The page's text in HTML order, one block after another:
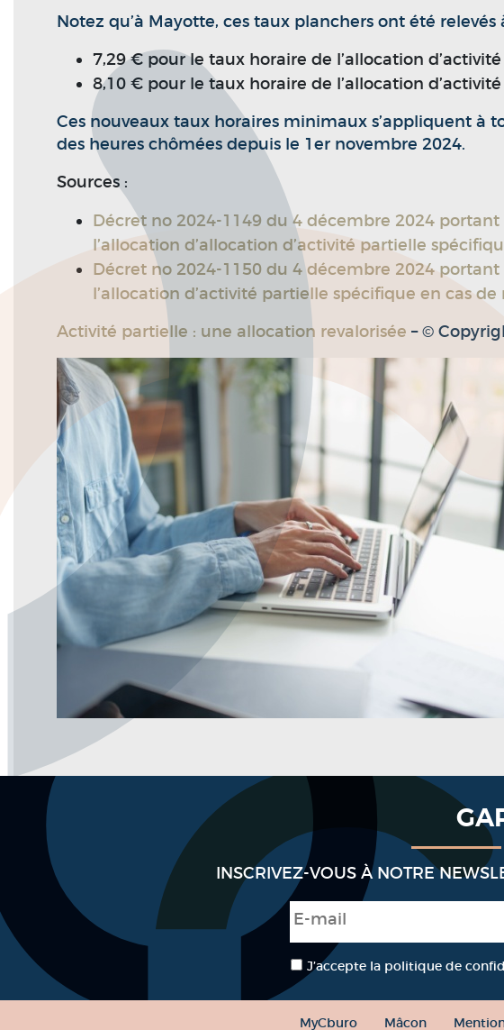
Notez qu’à Mayotte, ces taux planchers ont été relevés
7,29 € pour le taux horaire de l’allocation
8,10 € pour le taux horaire de l’allocation
Ces nouveaux taux horaires minimaux s’appliquent à
des heures chômées depuis le 1er novembre 2024.
Sources :
Décret no 2024-1149 du 4 décembre 2024
l’allocation d’allocation d’activité partielle
Décret no 2024-1150 du 4 décembre 2024
l’allocation d’activité partielle spécifique en cas
Activité partielle : une allocation revalorisée – ©
INSCRIVEZ-VOUS À NOTRE
E-mail
RGPD *
J’accepte la politique de
MyCburo Mâcon